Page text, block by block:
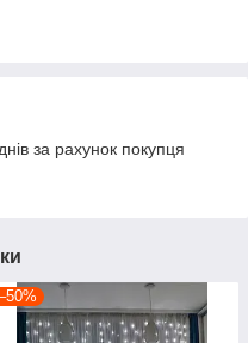
за рахунок покупця